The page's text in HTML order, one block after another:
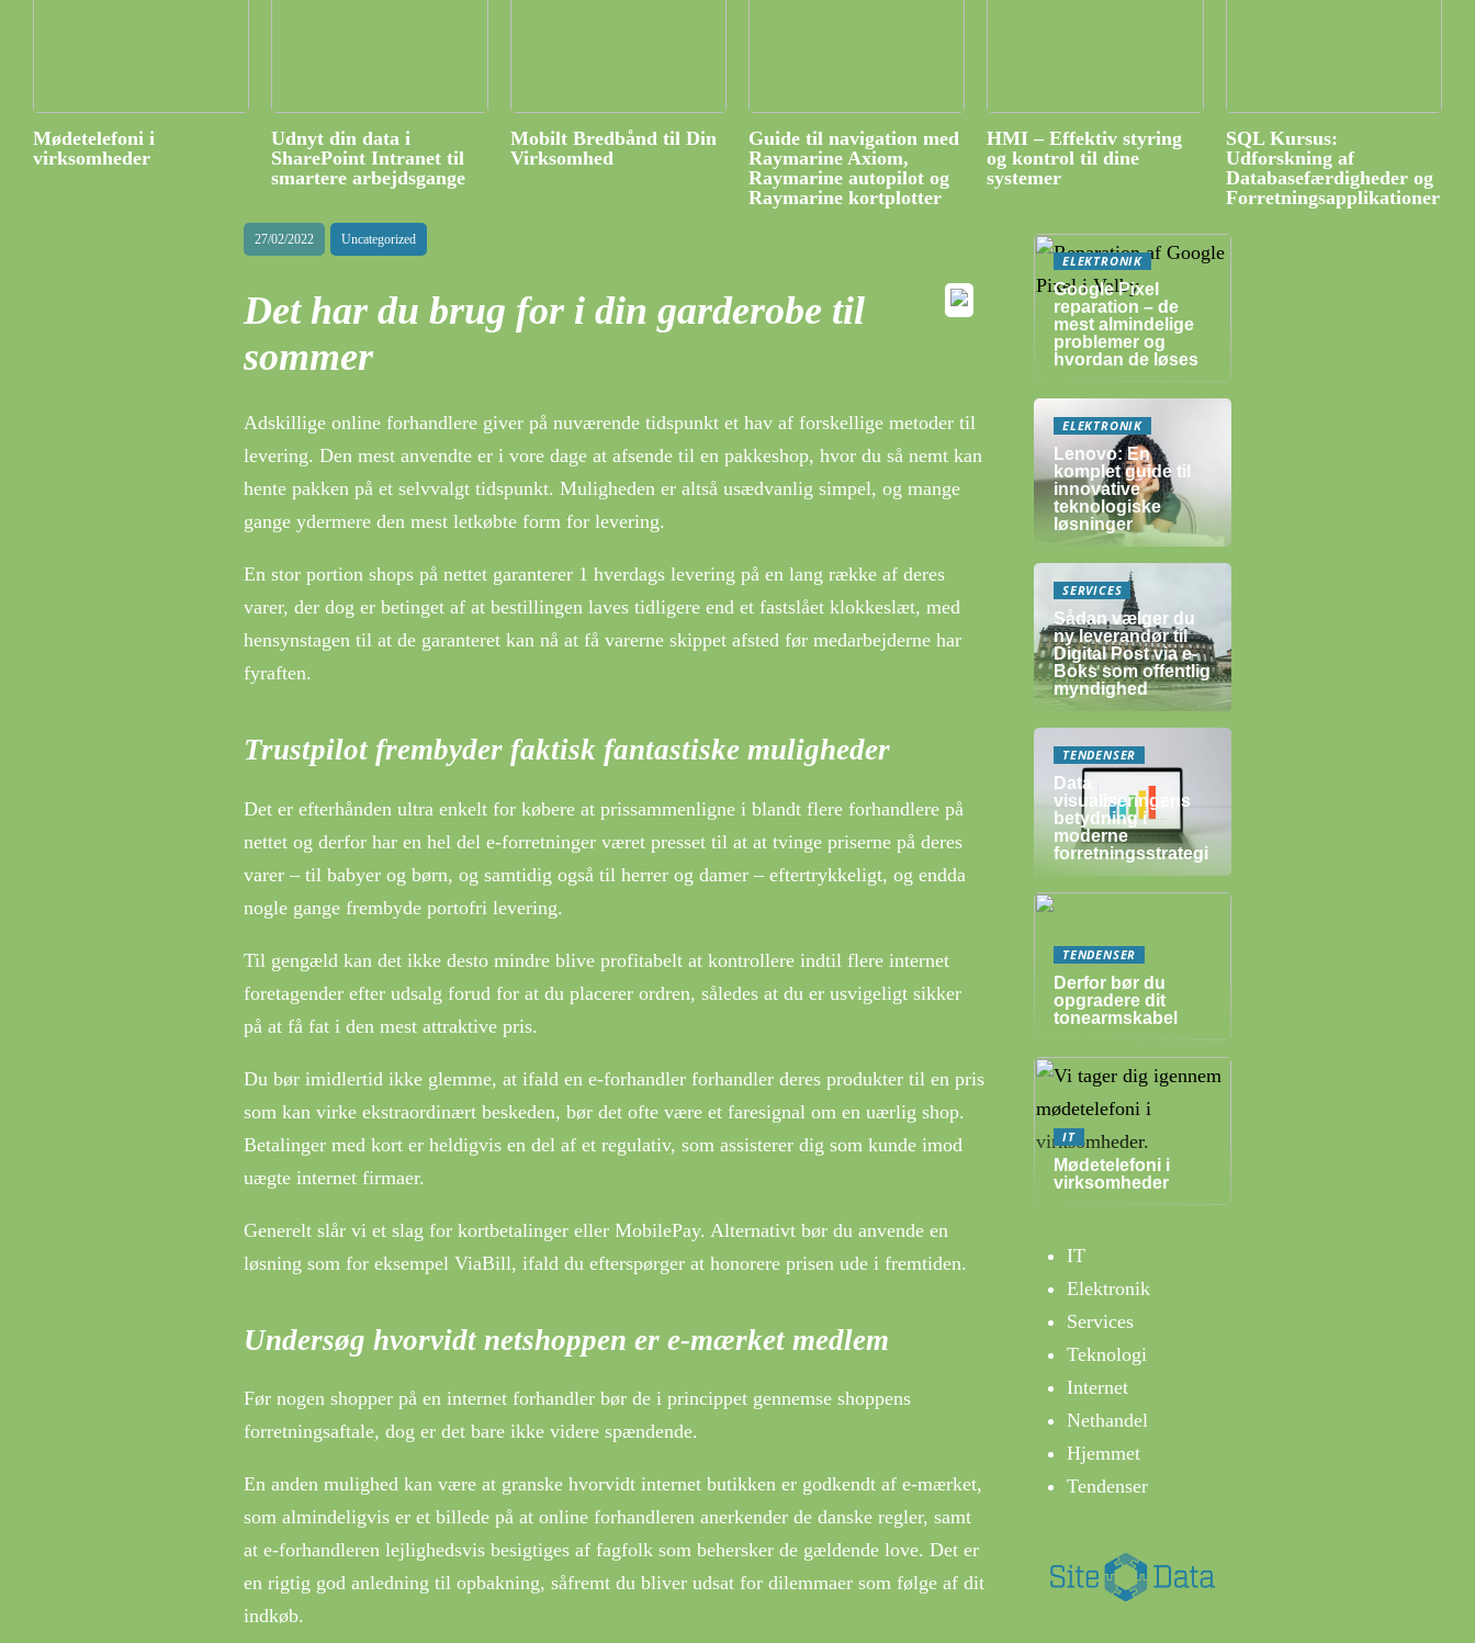
Mødetelefoni i
virksomheder
Udnyt din data i
SharePoint Intranet til
smartere arbejdsgange
Mobilt Bredbånd til Din
Virksomhed
Guide til navigation med
Raymarine Axiom,
Raymarine autopilot og
Raymarine kortplotter
HMI – Effektiv styring
og kontrol til dine
systemer
SQL Kursus:
Udforskning af
Databasefærdigheder og
Forretningsapplikationer
27/02/2022 Uncategorized
Det har du brug for i din garderobe til
sommer
Adskillige online forhandlere giver på nuværende tidspunkt et hav af forskellige metoder til
levering. Den mest anvendte er i vore dage at afsende til en pakkeshop, hvor du så nemt kan
hente pakken på et selvvalgt tidspunkt. Muligheden er altså usædvanlig simpel, og mange
gange ydermere den mest letkøbte form for levering.
En stor portion shops på nettet garanterer 1 hverdags levering på en lang række af deres
varer, der dog er betinget af at bestillingen laves tidligere end et fastslået klokkeslæt, med
hensynstagen til at de garanteret kan nå at få varerne skippet afsted før medarbejderne har
fyraften.
Trustpilot frembyder faktisk fantastiske muligheder
Det er efterhånden ultra enkelt for købere at prissammenligne i blandt flere forhandlere på
nettet og derfor har en hel del e-forretninger været presset til at at tvinge priserne på deres
varer – til babyer og børn, og samtidig også til herrer og damer – eftertrykkeligt, og endda
nogle gange frembyde portofri levering.
Til gengæld kan det ikke desto mindre blive profitabelt at kontrollere indtil flere internet
foretagender efter udsalg forud for at du placerer ordren, således at du er usvigeligt sikker
på at få fat i den mest attraktive pris.
Du bør imidlertid ikke glemme, at ifald en e-forhandler forhandler deres produkter til en pris
som kan virke ekstraordinært beskeden, bør det ofte være et faresignal om en uærlig shop.
Betalinger med kort er heldigvis en del af et regulativ, som assisterer dig som kunde imod
uægte internet firmaer.
Generelt slår vi et slag for kortbetalinger eller MobilePay. Alternativt bør du anvende en
løsning som for eksempel ViaBill, ifald du efterspørger at honorere prisen ude i fremtiden.
Undersøg hvorvidt netshoppen er e-mærket medlem
Før nogen shopper på en internet forhandler bør de i princippet gennemse shoppens
forretningsaftale, dog er det bare ikke videre spændende.
En anden mulighed kan være at granske hvorvidt internet butikken er godkendt af e-mærket,
som almindeligvis er et billede på at online forhandleren anerkender de danske regler, samt
at e-forhandleren lejlighedsvis besigtiges af fagfolk som behersker de gældende love. Det er
en rigtig god anledning til opbakning, såfremt du bliver udsat for dilemmaer som følge af dit
indkøb.
ELEKTRONIK
Google Pixel
reparation – de
mest almindelige
problemer og
hvordan de løses
ELEKTRONIK
Lenovo: En
komplet guide til
innovative
teknologiske
løsninger
SERVICES
Sådan vælger du
ny leverandør til
Digital Post via e-
Boks som offentlig
myndighed
TENDENSER
Data
visualiseringens
betydning i
moderne
forretningsstrategi
TENDENSER
Derfor bør du
opgradere dit
tonearmskabel
IT
Mødetelefoni i
virksomheder
IT
Elektronik
Services
Teknologi
Internet
Nethandel
Hjemmet
Tendenser